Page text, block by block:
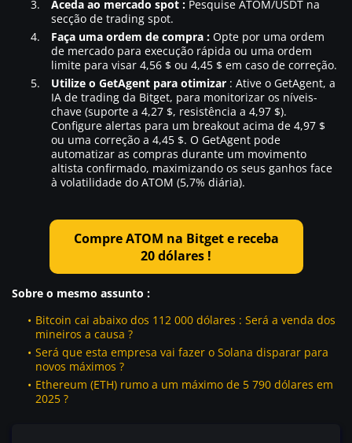
Aceda ao mercado spot : Pesquise ATOM/USDT na
secção de trading spot.
Faça uma ordem de compra : Opte por uma ordem
de mercado para execução rápida ou uma ordem
limite para visar 4,56 $ ou 4,45 $ em caso de correção.
Utilize o GetAgent para otimizar : Ative o GetAgent, a
IA de trading da Bitget, para monitorizar os níveis-
chave (suporte a 4,27 $, resistência a 4,97 $).
Configure alertas para um breakout acima de 4,97 $
ou uma correção a 4,45 $. O GetAgent pode
automatizar as compras durante um movimento
altista confirmado, maximizando os seus ganhos face
à volatilidade do ATOM (5,7% diária).
Compre ATOM na Bitget e receba
20 dólares !
Sobre o mesmo assunto :
Bitcoin cai abaixo dos 112 000 dólares : Será a venda dos
mineiros a causa ?
Será que esta empresa vai fazer o Solana disparar para
novos máximos ?
Ethereum (ETH) rumo a um máximo de 5 790 dólares em
2025 ?